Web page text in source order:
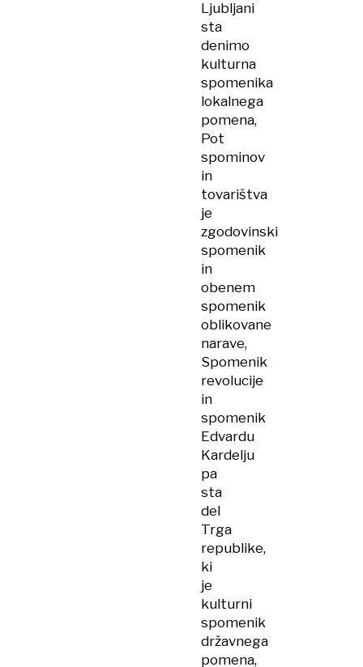
Ljubljani
sta
denimo
kulturna
spomenika
lokalnega
pomena,
Pot
spominov
in
tovarištva
je
zgodovinski
spomenik
in
obenem
spomenik
oblikovane
narave,
Spomenik
revolucije
in
spomenik
Edvardu
Kardelju
pa
sta
del
Trga
republike,
ki
je
kulturni
spomenik
državnega
pomena,